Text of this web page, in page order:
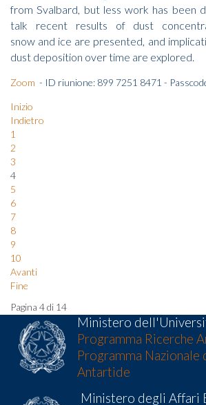
from Svalbard, but less work has been
talk recent results of dust
snow and ice are presented, and
dust deposition over time are explored.
Zoom - ID riunione: 899 7251 8471 -
Inizio
Indietro
1
2
3
4
5
6
7
8
9
10
Avanti
Fine
Pagina 4 di 14
Ministero
Programma Ricerche
Programma Nazionale
Antartide
Ministero degli Affari